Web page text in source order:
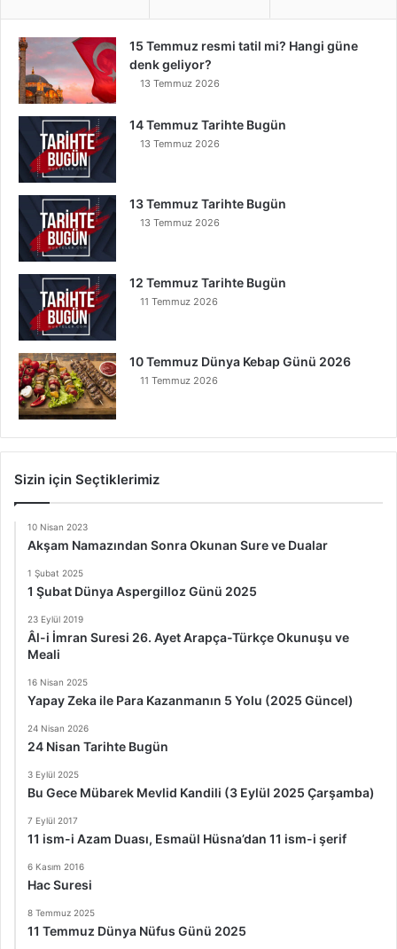
15 Temmuz resmi tatil mi? Hangi güne
denk geliyor?
13 Temmuz 2026
14 Temmuz Tarihte Bugün
13 Temmuz 2026
13 Temmuz Tarihte Bugün
13 Temmuz 2026
12 Temmuz Tarihte Bugün
11 Temmuz 2026
10 Temmuz Dünya Kebap Günü 2026
11 Temmuz 2026
Sizin için Seçtiklerimiz
10 Nisan 2023
Akşam Namazından Sonra Okunan Sure ve Dualar
1 Şubat 2025
1 Şubat Dünya Aspergilloz Günü 2025
23 Eylül 2019
Âl-i İmran Suresi 26. Ayet Arapça-Türkçe Okunuşu ve
Meali
16 Nisan 2025
Yapay Zeka ile Para Kazanmanın 5 Yolu (2025 Güncel)
24 Nisan 2026
24 Nisan Tarihte Bugün
3 Eylül 2025
Bu Gece Mübarek Mevlid Kandili (3 Eylül 2025 Çarşamba)
7 Eylül 2017
11 ism-i Azam Duası, Esmaül Hüsna’dan 11 ism-i şerif
6 Kasım 2016
Hac Suresi
8 Temmuz 2025
11 Temmuz Dünya Nüfus Günü 2025